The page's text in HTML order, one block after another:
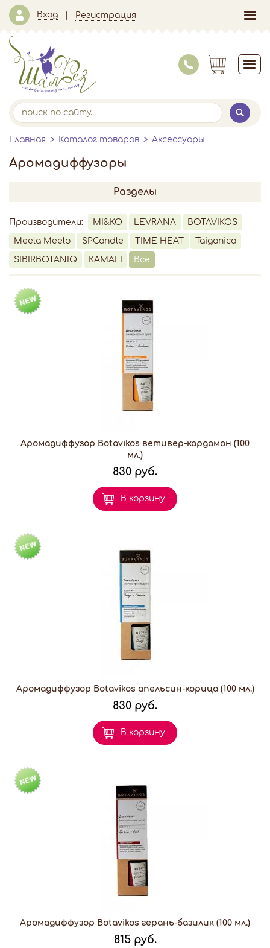
Вход Регистрация
Главная Каталог товаров Аксессуары
Аромадиффузоры
Разделы
Производители: MI&KO LEVRANA BOTAVIKOS
Meela Meelo SPCandle TIME HEAT Taiganica
SIBIRBOTANIQ KAMALI Все
Аромадиффузор Botavikos ветивер-кардамон (100
мл.)
830 руб.
В корзину
Аромадиффузор Botavikos апельсин-корица (100 мл.)
830 руб.
В корзину
Аромадиффузор Botavikos герань-базилик (100 мл.)
815 руб.